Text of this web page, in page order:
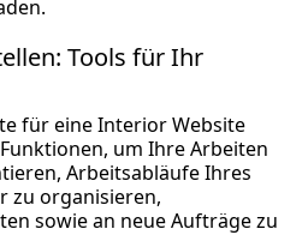
Tools für Ihr
für eine Interior Website
um Ihre Arbeiten
Arbeitsabläufe Ihres
zu organisieren,
sowie an neue Aufträge zu